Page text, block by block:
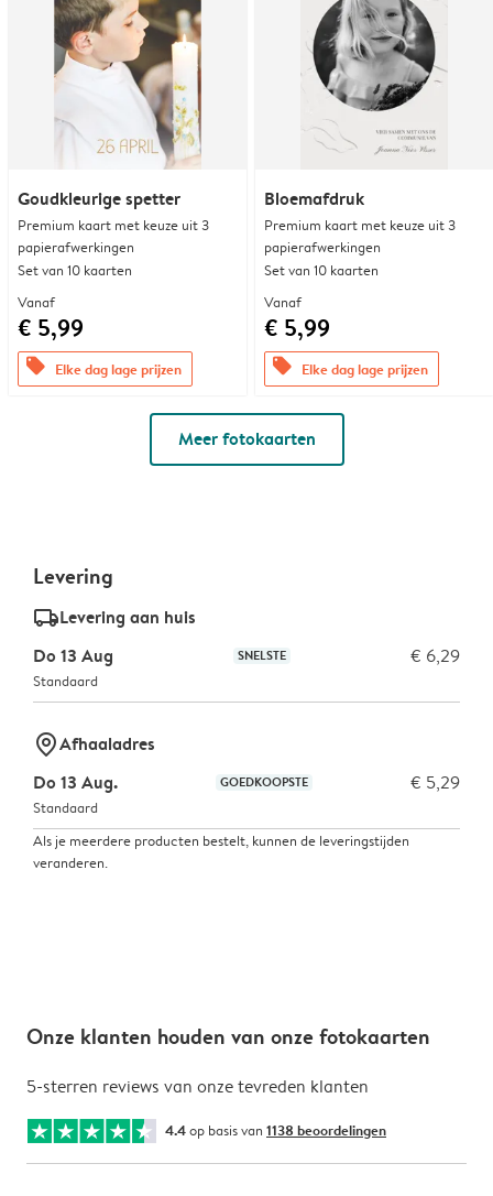
Goudkleurige spetter
Premium kaart met keuze uit 3
papierafwerkingen
Set van 10 kaarten
Vanaf
€ 5,99
offers Elke dag lage prijzen
Bloemafdruk
Premium kaart met keuze uit 3
papierafwerkingen
Set van 10 kaarten
Vanaf
€ 5,99
offers Elke dag lage prijzen
Meer fotokaarten
Levering
delivery_standard_v2Levering aan huis
Do 13 Aug
SNELSTE € 6,29
Standaard
marker-pinAfhaaladres
Do 13 Aug.
GOEDKOOPSTE € 5,29
Standaard
Als je meerdere producten bestelt, kunnen de leveringstijden
veranderen.
Onze klanten houden van onze fotokaarten
5-sterren reviews van onze tevreden klanten
4.4op basis van 1138 beoordelingen